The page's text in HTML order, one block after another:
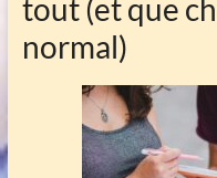
tout (et que
normal)